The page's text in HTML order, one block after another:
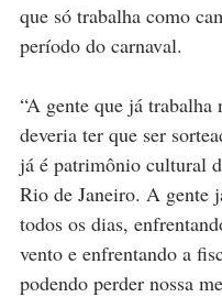
que só trabalha como
período do carnaval.
“A gente que já trabalha
deveria ter que ser
já é patrimônio cultural
Rio de Janeiro. A gente
todos os dias,
vento e enfrentando a
podendo perder nossa